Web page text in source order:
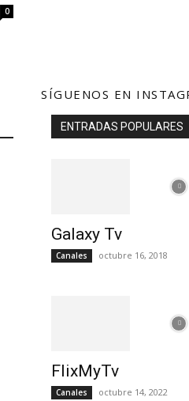
0
SÍGUENOS EN
ENTRADAS POPULARES
Galaxy Tv
Canales octubre 16, 2018
FlixMyTv
Canales octubre 14, 2022